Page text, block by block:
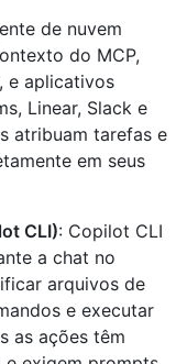
de nuvem
do MCP,
e aplicativos
Linear, Slack e
atribuam tarefas e
em seus
CLI): Copilot CLI
a chat no
arquivos de
e executar
as ações têm